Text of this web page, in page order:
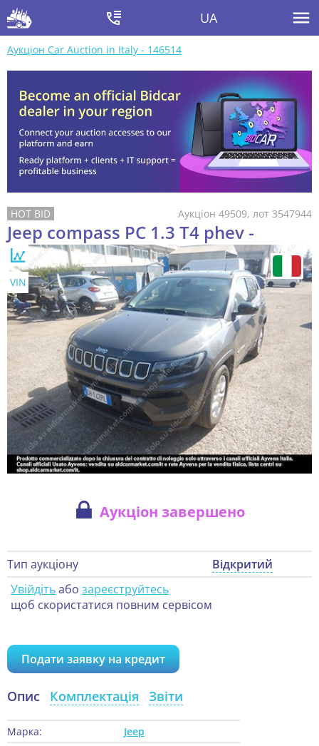
UA
Аукціон Car Auction in Italy - 146514
Аукціон 49509, лот 3547944
Jeep compass PC 1.3 T4 phev -
VIN
Аукціон завершено
Тип аукціону
Відкритий
Увійдітьабо зареєструйтесь
щоб скористатися повним сервісом
Подати заявку на кредит
Опис Комплектація Звіти
Марка:
Jeep